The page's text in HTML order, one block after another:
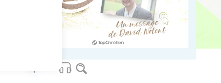
Anakim. Le pays fut